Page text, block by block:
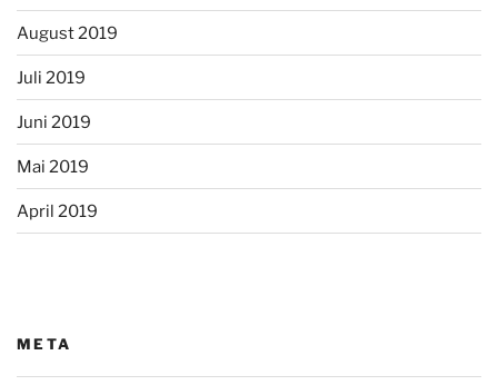
August 2019
Juli 2019
Juni 2019
Mai 2019
April 2019
META